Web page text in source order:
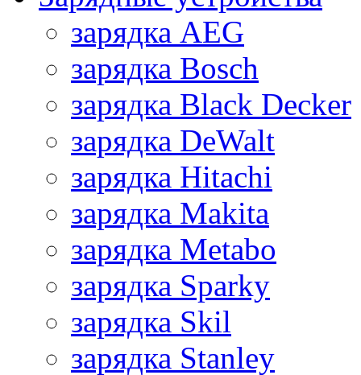
зарядка AEG
зарядка Bosch
зарядка Black Decker
зарядка DeWalt
зарядка Hitachi
зарядка Makita
зарядка Metabo
зарядка Sparky
зарядка Skil
зарядка Stanley